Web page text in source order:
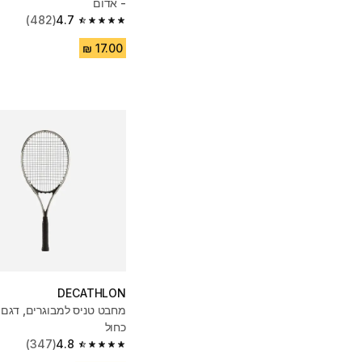
- אדום
4.7
4.7 out of 5 stars from 482 reviews
(482)
DECATHLON
כחול
4.8
4.8 out of 5 stars from 347 reviews
(347)